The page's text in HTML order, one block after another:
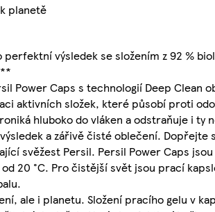
planetě
perfektní výsledek se složením z 92 %
Power Caps s technologií Deep Clean
aktivních složek, které působí proti
hluboko do vláken a odstraňuje i ty
a zářivě čisté oblečení. Dopřejte
svěžest Persil. Persil Power Caps
20 °C. Pro čistější svět jsou prací
ale i planetu. Složení pracího gelu v